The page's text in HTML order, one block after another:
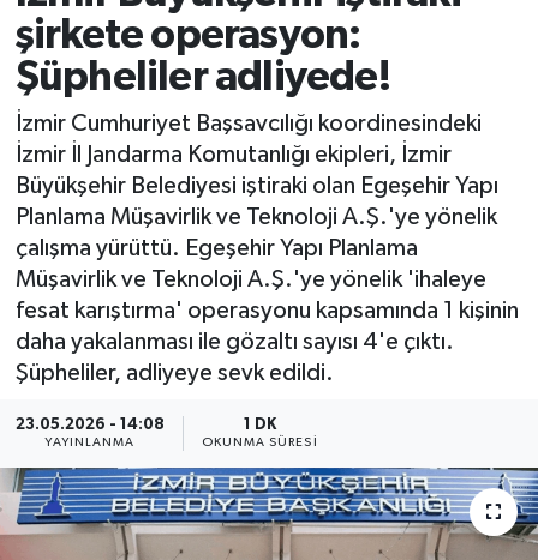
şirkete operasyon:
Şüpheliler adliyede!
İzmir Cumhuriyet Başsavcılığı koordinesindeki
İzmir İl Jandarma Komutanlığı ekipleri, İzmir
Büyükşehir Belediyesi iştiraki olan Egeşehir Yapı
Planlama Müşavirlik ve Teknoloji A.Ş.'ye yönelik
çalışma yürüttü. Egeşehir Yapı Planlama
Müşavirlik ve Teknoloji A.Ş.'ye yönelik 'ihaleye
fesat karıştırma' operasyonu kapsamında 1 kişinin
daha yakalanması ile gözaltı sayısı 4'e çıktı.
Şüpheliler, adliyeye sevk edildi.
23.05.2026 - 14:08
YAYINLANMA
1 DK
OKUNMA SÜRESI
Spor
Ekonomi
Sağlık
Magazin
Kültür Sanat
Resmi Reklam
Röportajlar
Tüm Manşetler
Son Dakika Haberleri
Haber Arşivi